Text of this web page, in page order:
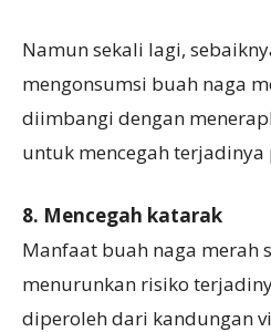
Namun sekali lagi,
mengonsumsi buah naga
diimbangi dengan
untuk mencegah
8. Mencegah katarak
Manfaat buah naga merah
menurunkan risiko
diperoleh dari kandungan